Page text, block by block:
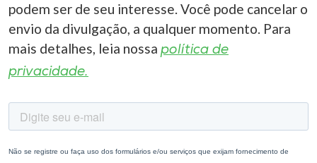
podem ser de seu interesse. Você pode cancelar o
envio da divulgação, a qualquer momento. Para
mais detalhes, leia nossa política de
privacidade.